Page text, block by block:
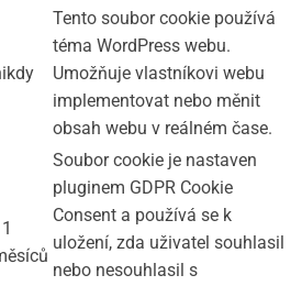
Tento soubor cookie používá
téma WordPress webu.
Umožňuje vlastníkovi webu
implementovat nebo měnit
obsah webu v reálném čase.
Soubor cookie je nastaven
pluginem GDPR Cookie
Consent a používá se k
uložení, zda uživatel souhlasil
nebo nesouhlasil s